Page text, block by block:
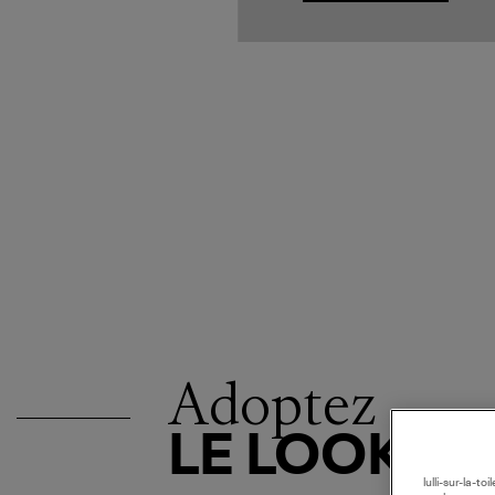
Adoptez
LE LOOK
lulli-sur-la-